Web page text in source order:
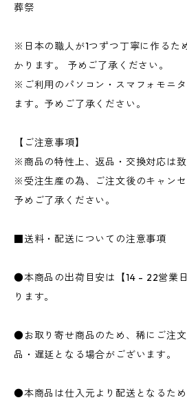
葬祭
※日本の職人が1つずつ丁寧に作るた
かります。 予めご了承ください。
※ご利用のパソコン・スマフォモニ
ます。予めご了承ください。
【ご注意事項】
※商品の特性上、返品・交換対応は致
※受注生産の為、ご注文後のキャンセ
予めご了承ください。
■送料・配送についての注意事項
●本商品の出荷目安は【14 - 22営業
ります。
●お取り寄せ商品のため、稀にご注
品・遅延となる場合がございます。
●本商品は仕入元より配送となるた